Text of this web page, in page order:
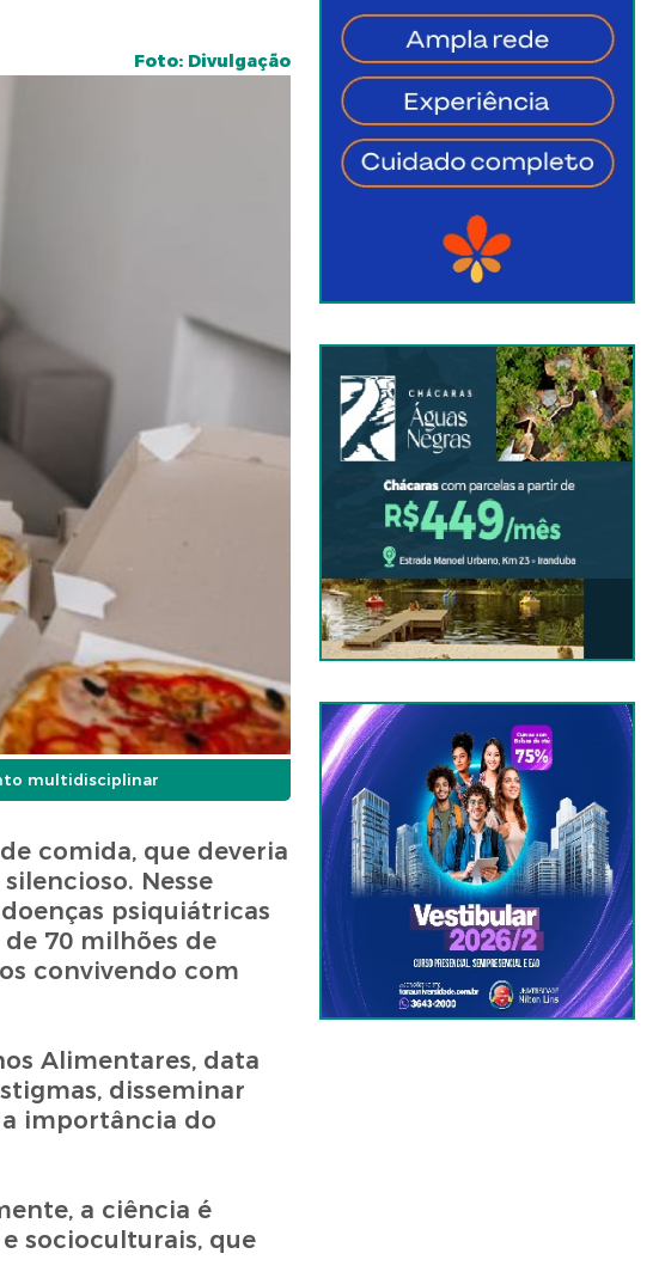
Foto: Divulgação
multidisciplinar
comida, que deveria
Nesse
psiquiátricas
de 70 milhões de
convivendo com
Alimentares, data
disseminar
importância do
a ciência é
socioculturais, que